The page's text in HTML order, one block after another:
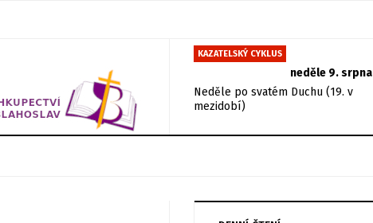
KAZATELSKÝ CYKLUS
neděle 9. srpna
Neděle po svatém Duchu (19. v
mezidobí)